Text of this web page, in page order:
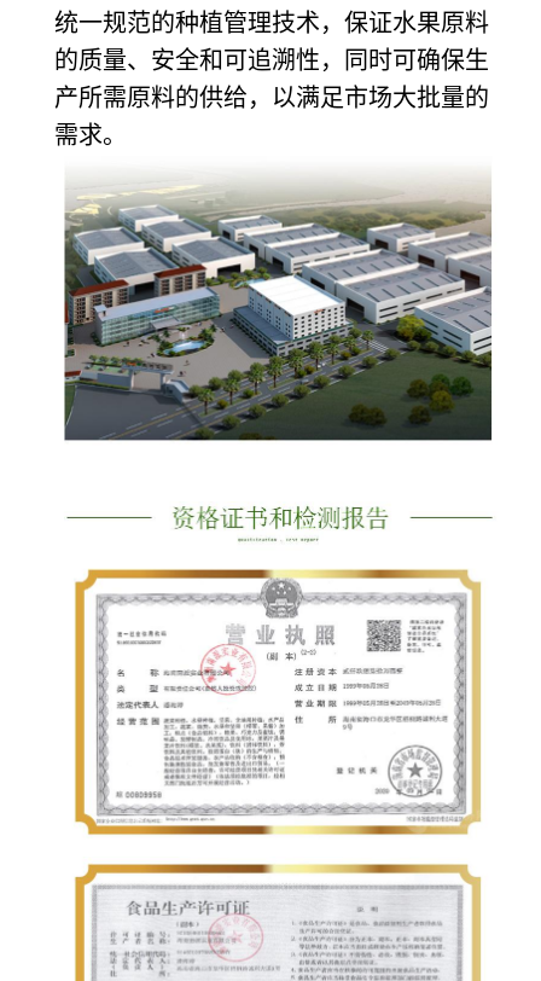
统一规范的种植管理技术，保证水果原料
的质量、安全和可追溯性，同时可确保生
产所需原料的供给，以满足市场大批量的
需求。